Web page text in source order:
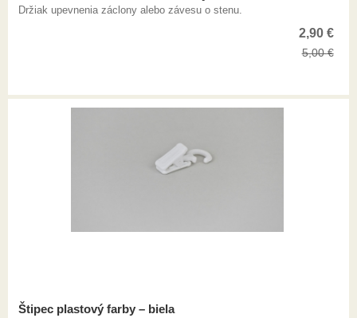
Držiak upevnenia záclony alebo závesu o stenu.
2,90 €
5,00€
Štipec plastový farby – biela